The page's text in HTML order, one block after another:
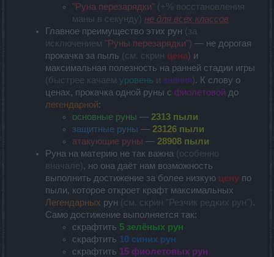
"Руна перезарядки" (+% восстановления
маны в секунду) не для всех классов
Главное преимущество этих рун (за
исключением "Руны перезарядки") — не дорогая
прокачка за пыль (см. скрин цена) и
максимальная полезность на ранней стадии игры
(быстрее качаем уровень и знания). К слову о
ценах, прокачка одной руны с фиолетовой до
легендарной:
основные руны — 2313 пыли
защитные руны — 23126 пыли
атакующие руны — 28908 пыли
Руна на материю не так важна (особенно
вначале), но она даёт нам возможность
выполнить достижение за более низкую цену по
пыли, которое откроет крафт максимальных
Легендарных рун (см. скрин "Резчик редких рун").
Само достижение выполняется так:
скрафтить 5 зелёных рун
скрафтить 10 синих рун
скрафтить 15 фиолетовых рун